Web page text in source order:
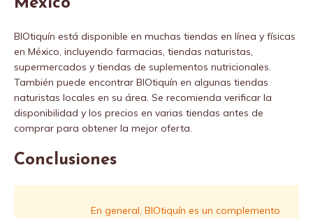
México
BIOtiquín está disponible en muchas tiendas en línea y físicas
en México, incluyendo farmacias, tiendas naturistas,
supermercados y tiendas de suplementos nutricionales.
También puede encontrar BIOtiquín en algunas tiendas
naturistas locales en su área. Se recomienda verificar la
disponibilidad y los precios en varias tiendas antes de
comprar para obtener la mejor oferta.
Conclusiones
En general, BIOtiquín es un complemento